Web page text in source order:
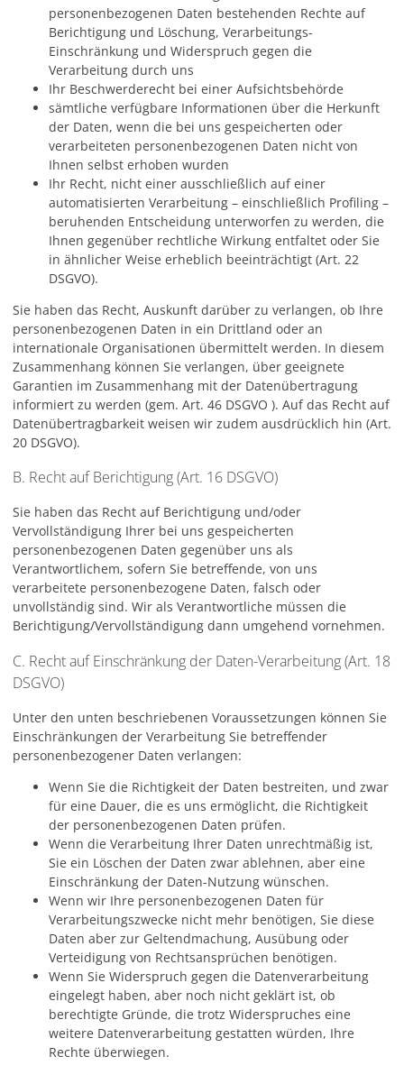
personenbezogenen Daten bestehenden Rechte auf
Berichtigung und Löschung, Verarbeitungs-
Einschränkung und Widerspruch gegen die
Verarbeitung durch uns
Ihr Beschwerderecht bei einer Aufsichtsbehörde
sämtliche verfügbare Informationen über die Herkunft
der Daten, wenn die bei uns gespeicherten oder
verarbeiteten personenbezogenen Daten nicht von
Ihnen selbst erhoben wurden
Ihr Recht, nicht einer ausschließlich auf einer
automatisierten Verarbeitung – einschließlich Profiling –
beruhenden Entscheidung unterworfen zu werden, die
Ihnen gegenüber rechtliche Wirkung entfaltet oder Sie
in ähnlicher Weise erheblich beeinträchtigt (Art. 22
DSGVO).
Sie haben das Recht, Auskunft darüber zu verlangen, ob Ihre
personenbezogenen Daten in ein Drittland oder an
internationale Organisationen übermittelt werden. In diesem
Zusammenhang können Sie verlangen, über geeignete
Garantien im Zusammenhang mit der Datenübertragung
informiert zu werden (gem. Art. 46 DSGVO ). Auf das Recht auf
Datenübertragbarkeit weisen wir zudem ausdrücklich hin (Art.
20 DSGVO).
B. Recht auf Berichtigung (Art. 16 DSGVO)
Sie haben das Recht auf Berichtigung und/oder
Vervollständigung Ihrer bei uns gespeicherten
personenbezogenen Daten gegenüber uns als
Verantwortlichem, sofern Sie betreffende, von uns
verarbeitete personenbezogene Daten, falsch oder
unvollständig sind. Wir als Verantwortliche müssen die
Berichtigung/Vervollständigung dann umgehend vornehmen.
C. Recht auf Einschränkung der Daten-Verarbeitung (Art. 18
DSGVO)
Unter den unten beschriebenen Voraussetzungen können Sie
Einschränkungen der Verarbeitung Sie betreffender
personenbezogener Daten verlangen:
Wenn Sie die Richtigkeit der Daten bestreiten, und zwar
für eine Dauer, die es uns ermöglicht, die Richtigkeit
der personenbezogenen Daten prüfen.
Wenn die Verarbeitung Ihrer Daten unrechtmäßig ist,
Sie ein Löschen der Daten zwar ablehnen, aber eine
Einschränkung der Daten-Nutzung wünschen.
Wenn wir Ihre personenbezogenen Daten für
Verarbeitungszwecke nicht mehr benötigen, Sie diese
Daten aber zur Geltendmachung, Ausübung oder
Verteidigung von Rechtsansprüchen benötigen.
Wenn Sie Widerspruch gegen die Datenverarbeitung
eingelegt haben, aber noch nicht geklärt ist, ob
berechtigte Gründe, die trotz Widerspruches eine
weitere Datenverarbeitung gestatten würden, Ihre
Rechte überwiegen.